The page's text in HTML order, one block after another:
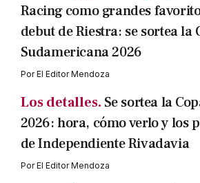
Racing como grandes
debut de Riestra: se sortea la
Sudamericana 2026
PorEl Editor Mendoza
Los detalles. Se sortea la
2026: hora, cómo verlo y los
de Independiente Rivadavia
PorEl Editor Mendoza